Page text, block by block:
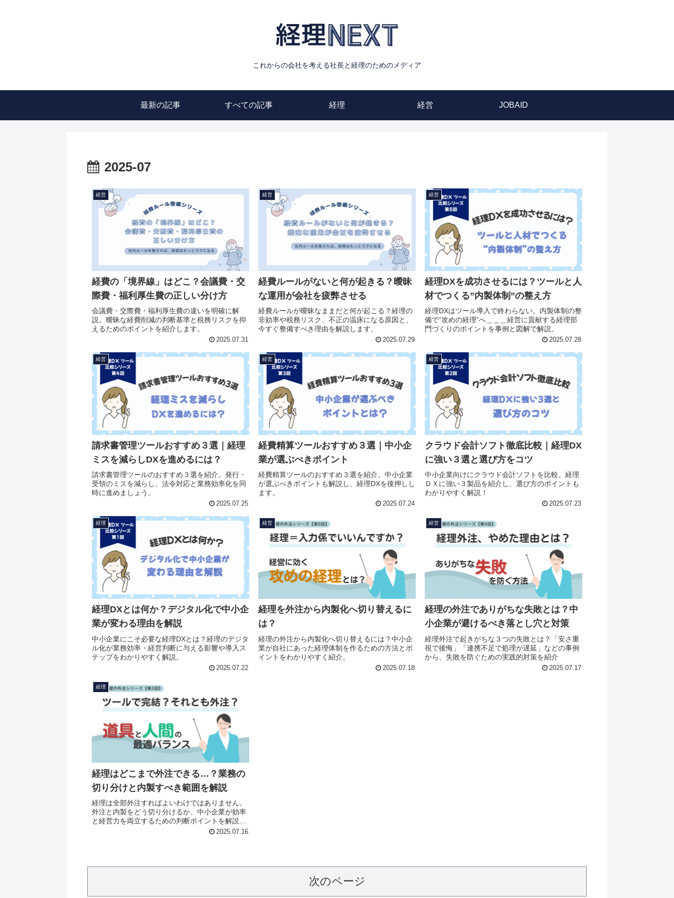
これからの会社を考える社長と経理のためのメディア
最新の記事 すべての記事 経理 経営 JOBAID
2025-07
経営
経費の「境界線」はどこ？会議費・交
際費・福利厚生費の正しい分け方
会議費・交際費・福利厚生費の違いを明確に解
説。曖昧な経費削減の判断基準と税務リスクを抑
えるためのポイントを紹介します。
2025.07.31
経営
経費ルールがないと何が起きる？曖昧
な運用が会社を疲弊させる
経費ルールが曖昧なままだと何が起こる？経理の
非効率や税務リスク、不正の温床になる原因と、
今すぐ整備すべき理由を解説します。
2025.07.29
経営
経理DXを成功させるには？ツールと人
材でつくる”内製体制”の整え方
経理DXはツール導入で終わらない。内製体制の整
備で”攻めの経理”へ＿＿＿経営に貢献する経理部
門づくりのポイントを事例と図解で解説。
2025.07.28
経営
請求書管理ツールおすすめ３選｜経理
ミスを減らしDXを進めるには？
請求書管理ツールのおすすめ３選を紹介。発行・
受領のミスを減らし、法令対応と業務効率化を同
時に進めましょう。
2025.07.25
経営
経費精算ツールおすすめ３選｜中小企
業が選ぶべきポイント
経費精算ツールのおすすめ３選を紹介。中小企業
が選ぶべきポイントも解説し、経理DXを後押しし
ます。
2025.07.24
経営
クラウド会計ソフト徹底比較｜経理DX
に強い３選と選び方をコツ
中小企業向けにクラウド会計ソフトを比較。経理
ＤＸに強い３製品を紹介し、選び方のポイントも
わかりやすく解説！
2025.07.23
経理
経理DXとは何か？デジタル化で中小企
業が変わる理由を解説
中小企業にこそ必要な経理DXとは？経理のデジタ
ル化が業務効率・経営判断に与える影響や導入ス
テップをわかりやすく解説。
2025.07.22
経営
経理を外注から内製化へ切り替えるに
は？
経理の外注から内製化へ切り替えるには？中小企
業が自社にあった経理体制を作るための方法とポ
イントをわかりやすく紹介。
2025.07.18
経営
経理の外注でありがちな失敗とは？中
小企業が避けるべき落とし穴と対策
経理外注で起きがちな３つの失敗とは？「安さ重
視で後悔」「連携不足で処理が遅延」などの事例
から、失敗を防ぐための実践的対策を紹介
2025.07.17
経理
経理はどこまで外注できる…？業務の
切り分けと内製すべき範囲を解説
経理は全部外注すればよいわけではありません。
外注と内製をどう切り分けるか、中小企業が効率
と経営力を両立するための判断ポイントを解説し
2025.07.16
次のページ